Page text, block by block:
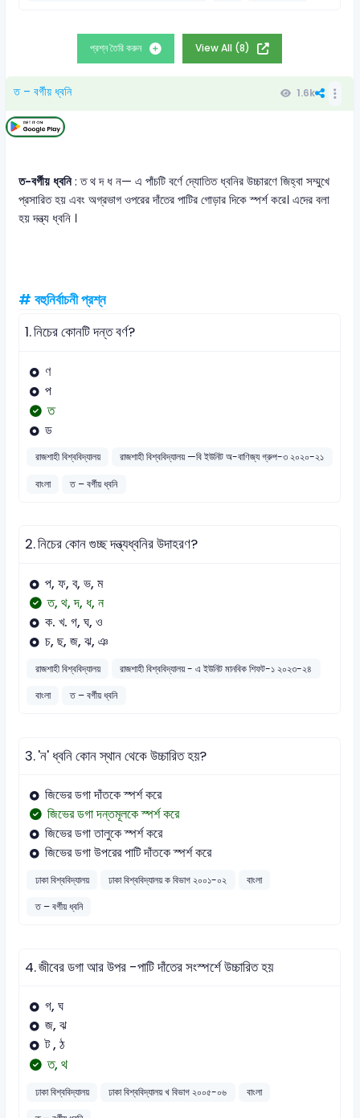
প্রশ্ন তৈরি করুন View All (8)
ত – বর্গীয় ধ্বনি 1.6k
ত-বর্গীয় ধ্বনি: ত থ দ ধ ন— এ পাঁচটি বর্ণে দ্যোতিত ধ্বনির উচ্চারণে জিহ্বা সম্মুখে
প্রসারিত হয় এবং অগ্রভাগ ওপরের দাঁতের পাটির গোড়ার দিকে স্পর্শ করে। এদের বলা
হয় দন্ত্য ধ্বনি ।
# বহুনির্বাচনী প্রশ্ন
1.নিচের কোনটি দন্ত বর্ণ?
ণ
প
ত
ড
রাজশাহী বিশ্ববিদ্যালয়
রাজশাহী বিশ্ববিদ্যালয় —বি ইউনিট অ-বাণিজ্য গ্রুপ-৩ ২০২০-২১
বাংলা
ত – বর্গীয় ধ্বনি
2.নিচের কোন গুচ্ছ দন্ত্যধ্বনির উদাহরণ?
প, ফ, ব, ভ, ম
ত, থ, দ, ধ, ন
ক. খ. গ, ঘ, ও
চ, ছ, জ, ঝ, ঞ
রাজশাহী বিশ্ববিদ্যালয়
রাজশাহী বিশ্ববিদ্যালয় - এ ইউনিট মানবিক শিফট-১ ২০২৩-২৪
বাংলা
ত – বর্গীয় ধ্বনি
3.'ন' ধ্বনি কোন স্থান থেকে উচ্চারিত হয়?
জিভের ডগা দাঁতকে স্পর্শ করে
জিভের ডগা দন্তমূলকে স্পর্শ করে
জিভের ডগা তালুকে স্পর্শ করে
জিভের ডগা উপরের পাটি দাঁতকে স্পর্শ করে
ঢাকা বিশ্ববিদ্যালয় ঢাকা বিশ্ববিদ্যালয় ক বিভাগ ২০০১-০২
বাংলা
ত – বর্গীয় ধ্বনি
4.জীবের ডগা আর উপর -পাটি দাঁতের সংস্পর্শে উচ্চারিত হয়
গ, ঘ
জ, ঝ
ট , ঠ
ত, থ
ঢাকা বিশ্ববিদ্যালয় ঢাকা বিশ্ববিদ্যালয় খ বিভাগ ২০০৫-০৬
বাংলা